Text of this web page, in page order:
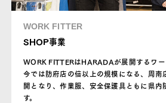
WORK FITTER
SHOP事業
WORK FITTERはHARADAが展開するワー
今では防府店の倍以上の規模になる、周南
開となり、作業服、安全保護具ともに県内
す。